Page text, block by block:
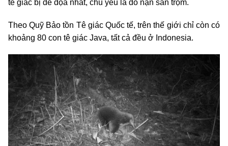
tê giác bị đe dọa nhất, chủ yếu là do nạn săn trộm.
Theo Quỹ Bảo tồn Tê giác Quốc tế, trên thế giới chỉ còn có
khoảng 80 con tê giác Java, tất cả đều ở Indonesia.